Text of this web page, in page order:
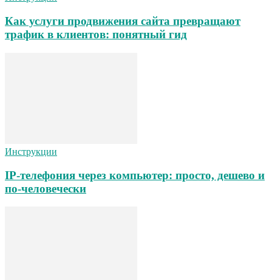
Как услуги продвижения сайта превращают
трафик в клиентов: понятный гид
Инструкции
IP-телефония через компьютер: просто, дешево и
по-человечески